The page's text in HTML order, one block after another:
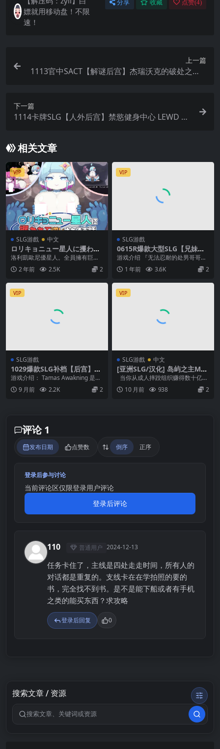
嫖就用移动盘！不限
速！
分享 收藏 点赞(4)
上一篇
1113官中SACT【解谜后宫】杰瑞沃克的破处之路 ji
下一篇
1114卡牌SLG【人外后宫】禁慾健身中心 LEWD GY
相关文章
VIP
SLG游戲 中文
ロリキョニュー星人に攫われ
て逆レされるお話 AI翻中文
洛利凱歐尼優星人。全員擁有巨大
的胸部，3大基本慾望幾乎全是「乳
交慾望」「臀交慾望...
2 年前 2.5K 2
VIP
SLG游戲
0615R爆款大型SLG【兄妹纯
爱】好色的痴情哥哥与病弱妹
妹的乡间生活~エッチで一途
なド田舎兄さまと、古式ゆか
游戏介绍 『无法忍耐的处男哥哥和
不直率的叛逆妹妹』(简称:处男兄
妹) 的制作方S...
1 年前 3.6K 2
VIP
SLG游戲
1029爆款SLG补档【后宫】塔
玛斯觉醒 TamasAwakening
Ver1.0b【中文汉化】
游戏介绍： Tamas Awakning 是一
款关于腐败和权力限制的色情游
戏。 ...
9 月前 2.2K 2
VIP
SLG游戲 中文
[亚洲SLG/汉化] 岛屿之主Mas
ters of the Island [Day 6 pt.
1]
当你从成人摔跤组织赚得数十亿美
元，准备退休 养育新一代时，你会
做什么？答案是...
10 月前 938 2
评论 1
发布日期 点赞数 倒序 正序
登录后参与讨论
当前评论区仅限登录用户评论
登录后评论
1 110 普通用户 2024-12-13
任务卡住了，主线是四处走走时间，所有人的
对话都是重复的。支线卡在在学拍照的要的
书，完全找不到书。是不是能下船或者有手机
之类的能买东西？求攻略
登录后回复 0
搜索文章 / 资源
搜索关键词